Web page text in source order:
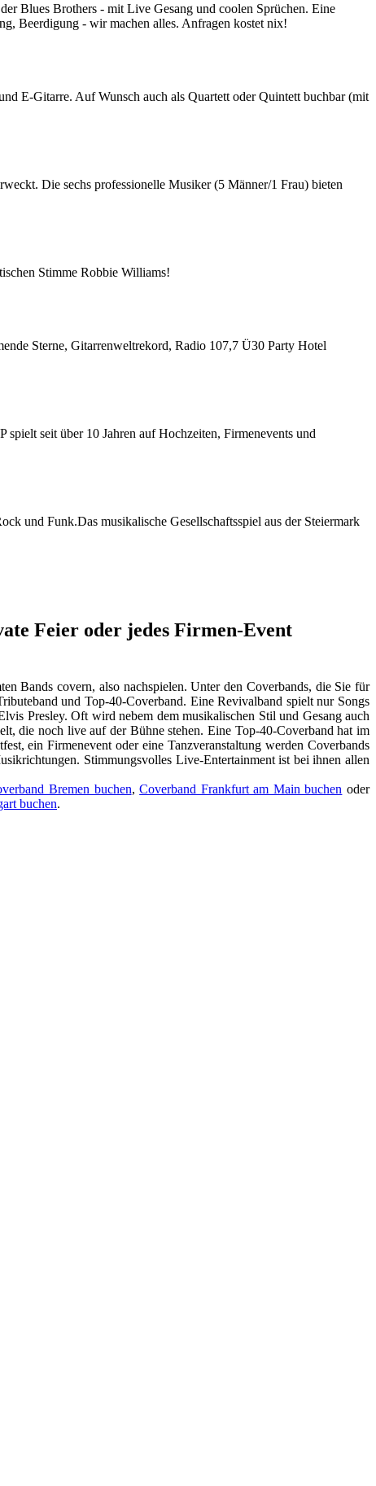
Blues Brothers - mit Live Gesang und coolen Sprüchen. Eine
Beerdigung - wir machen alles. Anfragen kostet nix!
E-Gitarre. Auf Wunsch auch als Quartett oder Quintett buchbar (mit
Die sechs professionelle Musiker (5 Männer/1 Frau) bieten
Stimme Robbie Williams!
Sterne, Gitarrenweltrekord, Radio 107,7 Ü30 Party Hotel
seit über 10 Jahren auf Hochzeiten, Firmenevents und
und Funk.Das musikalische Gesellschaftsspiel aus der Steiermark
Feier oder jedes Firmen-Event
Bands covern, also nachspielen. Unter den Coverbands, die Sie für
und Top-40-Coverband. Eine Revivalband spielt nur Songs
Presley. Oft wird nebem dem musikalischen Stil und Gesang auch
die noch live auf der Bühne stehen. Eine Top-40-Coverband hat im
ein Firmenevent oder eine Tanzveranstaltung werden Coverbands
Stimmungsvolles Live-Entertainment ist bei ihnen allen
Bremen buchen,Coverband Frankfurt am Main buchen oder
buchen.